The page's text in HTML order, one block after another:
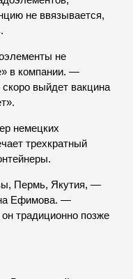
не ввязывается,
не
в компании. —
выйдет вакцина
немецких
трехкратный
Пермь, Якутия, —
Ефимова. —
традиционно позже